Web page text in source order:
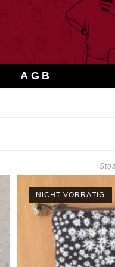
AGB
NICHT VORRÄTIG